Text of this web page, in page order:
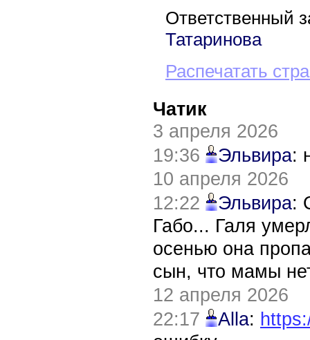
Ответственный
Татаринова
Распечатать
Чатик
3 апреля 2026
19:36
Эльвира:
10 апреля 2026
12:22
Эльвира:
Габо... Галя
осенью она
сын, что мамы
12 апреля 2026
22:17
Alla: